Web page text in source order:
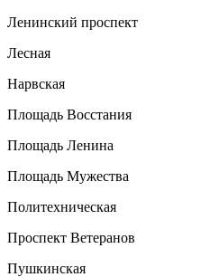
Ленинский проспект
Лесная
Нарвская
Площадь Восстания
Площадь Ленина
Площадь Мужества
Политехническая
Проспект Ветеранов
Пушкинская